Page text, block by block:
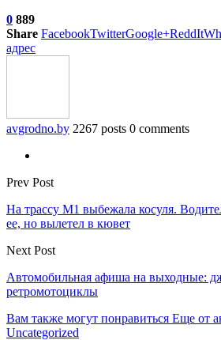
0 889
Share FacebookTwitterGoogle+ReddIt
адрес
avgrodno.by 2267 posts 0 comments
Prev Post
На трассу М1 выбежала косуля.
ее, но вылетел в кювет
Next Post
Автомобильная афиша на выходные:
ретромотоциклы
Вам также могут понравиться Еще от
Uncategorized